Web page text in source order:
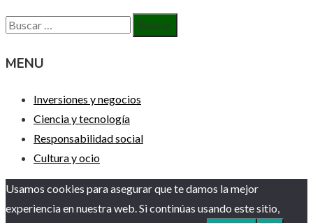
Buscar:
MENU
Inversiones y negocios
Ciencia y tecnología
Responsabilidad social
Cultura y ocio
Usamos cookies para asegurar que te damos la mejor
experiencia en nuestra web. Si continúas usando este sitio,